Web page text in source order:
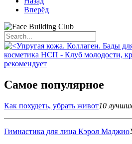
Вперёд
Самое популярное
Как похудеть, убрать живот10
Гимнастика для лица Кэрол Маджио